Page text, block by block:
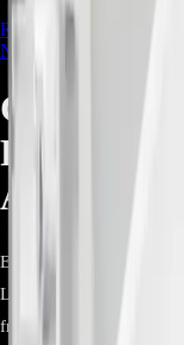
Repuestos/Herramientas
Neveras
El cajón de verduras LG
L247KQDV es un
frutas y vegetales en